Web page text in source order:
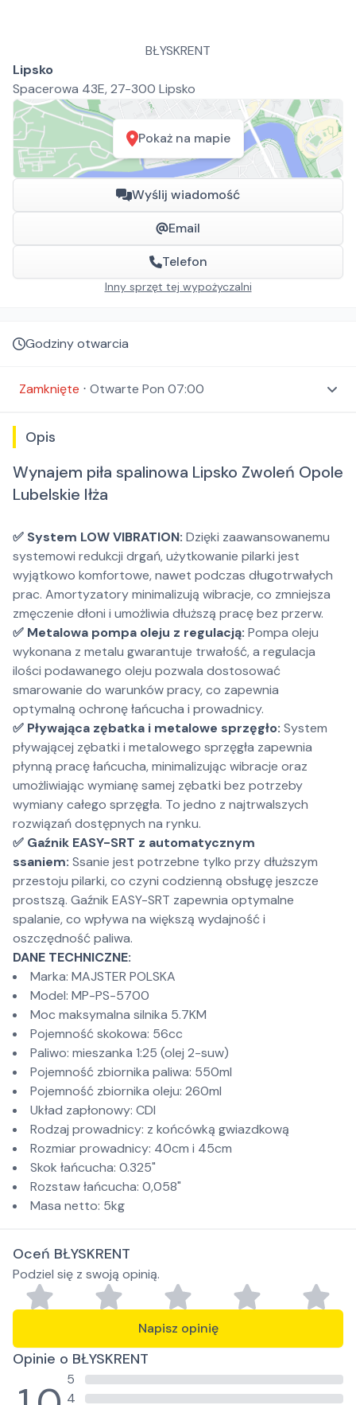
BŁYSKRENT
Lipsko
Spacerowa 43E, 27-300 Lipsko
Pokaż na mapie
Wyślij wiadomość
Email
Telefon
Inny sprzęt tej wypożyczalni
Godziny otwarcia
Zamknięte ⋅ Otwarte Pon 07:00
Opis
Wynajem piła spalinowa Lipsko Zwoleń Opole
Lubelskie Iłża
✅ System LOW VIBRATION: Dzięki zaawansowanemu
systemowi redukcji drgań, użytkowanie pilarki jest
wyjątkowo komfortowe, nawet podczas długotrwałych
prac. Amortyzatory minimalizują wibracje, co zmniejsza
zmęczenie dłoni i umożliwia dłuższą pracę bez przerw.
✅ Metalowa pompa oleju z regulacją: Pompa oleju
wykonana z metalu gwarantuje trwałość, a regulacja
ilości podawanego oleju pozwala dostosować
smarowanie do warunków pracy, co zapewnia
optymalną ochronę łańcucha i prowadnicy.
✅ Pływająca zębatka i metalowe sprzęgło: System
pływającej zębatki i metalowego sprzęgła zapewnia
płynną pracę łańcucha, minimalizując wibracje oraz
umożliwiając wymianę samej zębatki bez potrzeby
wymiany całego sprzęgła. To jedno z najtrwalszych
rozwiązań dostępnych na rynku.
✅ Gaźnik EASY-SRT z automatycznym
ssaniem: Ssanie jest potrzebne tylko przy dłuższym
przestoju pilarki, co czyni codzienną obsługę jeszcze
prostszą. Gaźnik EASY-SRT zapewnia optymalne
spalanie, co wpływa na większą wydajność i
oszczędność paliwa.
DANE TECHNICZNE:
Marka: MAJSTER POLSKA
Model: MP-PS-5700
Moc maksymalna silnika 5.7KM
Pojemność skokowa: 56cc
Paliwo: mieszanka 1:25 (olej 2-suw)
Pojemność zbiornika paliwa: 550ml
Pojemność zbiornika oleju: 260ml
Układ zapłonowy: CDI
Rodzaj prowadnicy: z końcówką gwiazdkową
Rozmiar prowadnicy: 40cm i 45cm
Skok łańcucha: 0.325"
Rozstaw łańcucha: 0,058"
Masa netto: 5kg
Oceń BŁYSKRENT
Podziel się z swoją opinią.
Napisz opinię
Opinie o BŁYSKRENT
5
4